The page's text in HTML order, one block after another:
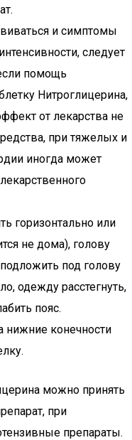
и симптомы
следует
помощь
Нитроглицерина,
от лекарства не
при тяжелых и
иногда может
горизонтально или
не дома), голову
под голову
одежду расстегнуть,
пояс.
нижние конечности
можно принять
при
препараты.